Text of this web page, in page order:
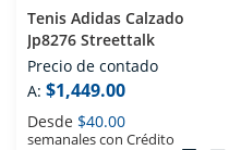
Tenis Adidas Calzado
Jp8276 Streettalk
Precio de contado
A: $1,449.00
Desde $40.00
semanales con Crédito